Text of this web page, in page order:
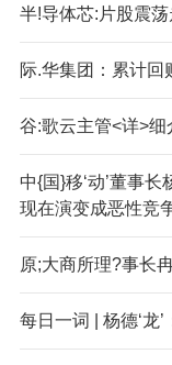
半!导体芯:片股震荡
际.华集团：累计回
谷:歌云主管<详>
中{国}移‘动’董事
现在演变成恶性竞
原;大商所理?事长
每日一词 | 杨德‘龙